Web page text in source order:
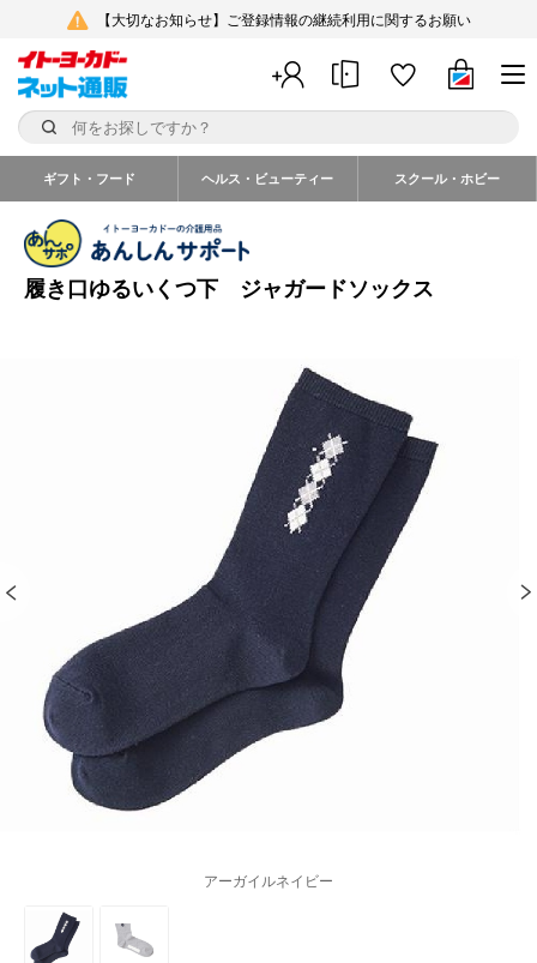
【大切なお知らせ】ご登録情報の継続利用に関するお願い
ギフト・フード ヘルス・ビューティー スクール・ホビー
履き口ゆるいくつ下 ジャガードソックス
アーガイルネイビー